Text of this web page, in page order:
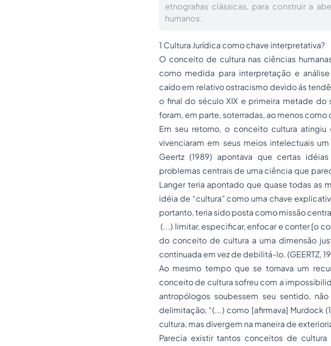
etnografias clássicas, para construir a
humanos.
1 Cultura Jurídica como chave interpretativa?
O conceito de cultura nas ciências
como medida para interpretação e
caído em relativo ostracismo devido ás
o final do século XIX e primeira metade do
foram, em parte, soterradas, ao menos
Em seu retorno, o conceito cultura
vivenciaram em seus meios intelectuais
Geertz (1989) apontava que certas
problemas centrais de uma ciência que
Langer teria apontado que quase todas as
idéia de “cultura” como uma chave
portanto, teria sido posta como missão
(...) limitar, especificar, enfocar e conter [o
do conceito de cultura a uma dimensão
continuada em vez de debilitá-lo. (GEERTZ,
Ao mesmo tempo que se tornava um
conceito de cultura sofreu com a
antropólogos soubessem seu sentido,
delimitação, “(...) como [afirmava] Murdock
cultura, mas divergem na maneira de
Parecia existir tantos conceitos de